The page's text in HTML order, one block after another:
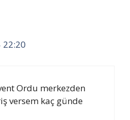
22:20
Ordu merkezden
versem kaç günde